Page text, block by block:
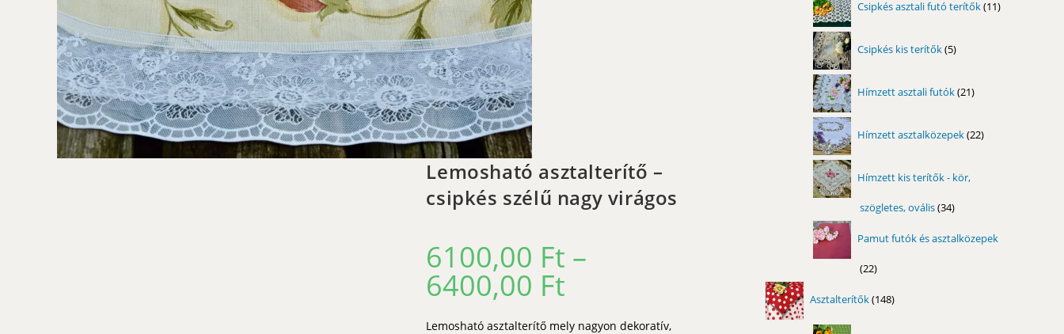
Lemosható asztalterítő –
csipkés szélű nagy virágos
6100,00 Ft –
6400,00 Ft
Lemosható asztalterítő mely nagyon dekoratív,
Csipkés asztali futó terítők 11
termék
Csipkés kis terítők 5
termék
Hímzett asztali futók 21
termék
Hímzett asztalközepek 22
termék
Hímzett kis terítők - kör,
szögletes, ovális 3434
Pamut futók és asztalközepek
2222
Asztalterítők 148
termék